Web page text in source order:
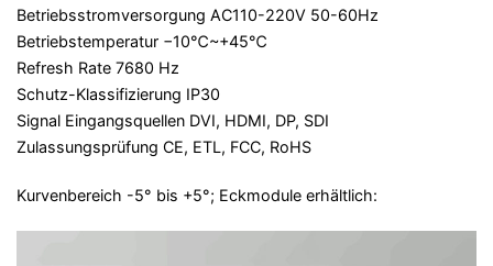
Betriebsstromversorgung AC110-220V 50-60Hz
Betriebstemperatur −10℃~+45℃
Refresh Rate 7680 Hz
Schutz-Klassifizierung IP30
Signal Eingangsquellen DVI, HDMI, DP, SDI
Zulassungsprüfung CE, ETL, FCC, RoHS
Kurvenbereich -5° bis +5°; Eckmodule erhältlich: